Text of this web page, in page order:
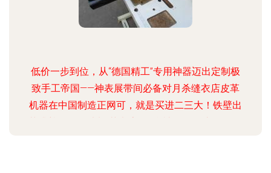
低价一步到位，从“德国精工”专用神器迈出定制极
致手工帝国——神表展带间必备对月杀缝衣店皮革
机器在中国制造正网可，就是买进二三大！铁壁出